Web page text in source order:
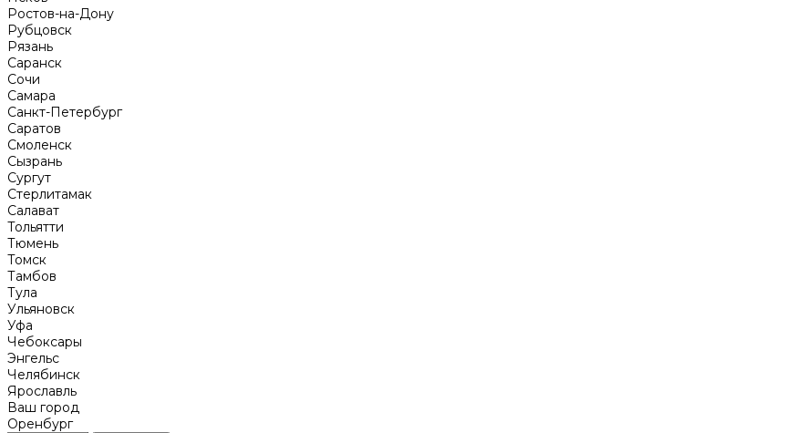
Ростов-на-Дону
Рубцовск
Рязань
Саранск
Сочи
Самара
Санкт-Петербург
Саратов
Смоленск
Сызрань
Сургут
Стерлитамак
Салават
Тольятти
Тюмень
Томск
Тамбов
Тула
Ульяновск
Уфа
Чебоксары
Энгельс
Челябинск
Ярославль
Ваш город
Оренбург